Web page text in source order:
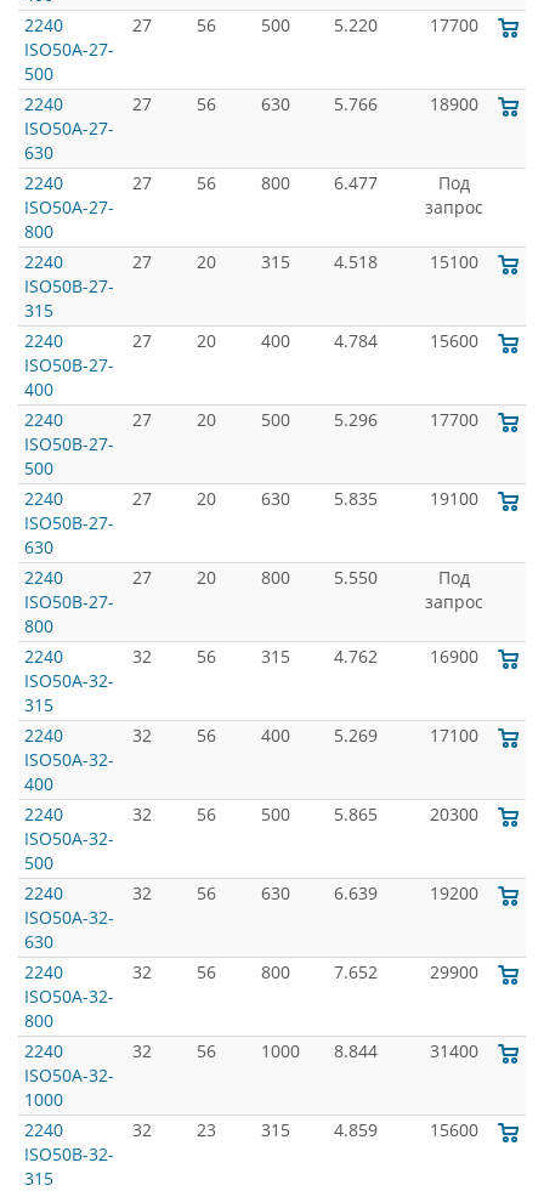
2240
ISO50A-27-
500
27 56 500 5.220 17700
2240
ISO50A-27-
630
27 56 630 5.766 18900
2240
ISO50A-27-
800
27 56 800 6.477
Под
запрос
2240
ISO50B-27-
315
27 20 315 4.518 15100
2240
ISO50B-27-
400
27 20 400 4.784 15600
2240
ISO50B-27-
500
27 20 500 5.296 17700
2240
ISO50B-27-
630
27 20 630 5.835 19100
2240
ISO50B-27-
800
27 20 800 5.550
Под
запрос
2240
ISO50A-32-
315
32 56 315 4.762 16900
2240
ISO50A-32-
400
32 56 400 5.269 17100
2240
ISO50A-32-
500
32 56 500 5.865 20300
2240
ISO50A-32-
630
32 56 630 6.639 19200
2240
ISO50A-32-
800
32 56 800 7.652 29900
2240
ISO50A-32-
1000
32 56 1000 8.844 31400
2240
ISO50B-32-
315
32 23 315 4.859 15600